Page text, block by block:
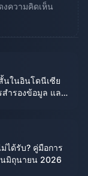
ความคิดเห็น
นในอินโดนีเซีย
ำรองข้อมูล และ
ได้รับ? คู่มือการ
มิถุนายน 2026